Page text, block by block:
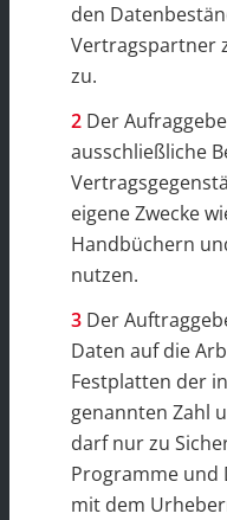
den
Vertragspartner
zu.
Der
ausschließliche
eigene Zwecke
Handbüchern
nutzen.
Der
Daten auf die
Festplatten der
genannten Zahl
darf nur zu
Programme und
mit dem